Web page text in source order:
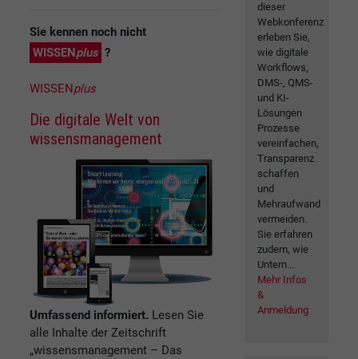
Sie kennen noch nicht
WISSENplus ?
WISSENplus
Die digitale Welt von
wissensmanagement
Umfassend informiert. Lesen Sie
alle Inhalte der Zeitschrift
„wissensmanagement – Das
dieser
Webkonferenz
erleben Sie,
wie digitale
Workflows,
DMS-, QMS-
und KI-
Lösungen
Prozesse
vereinfachen,
Transparenz
schaffen
und
Mehraufwand
vermeiden.
Sie erfahren
zudem, wie
Untern...
Mehr Infos
&
Anmeldung